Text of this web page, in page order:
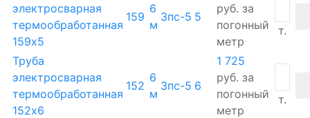
электросварная
термообработанная
159х5
159
6
м
3пс-5 5
руб. за
погонный
метр
т.
Труба
электросварная
термообработанная
152х6
152
6
м
3пс-5 6
1 725
руб. за
погонный
метр
т.